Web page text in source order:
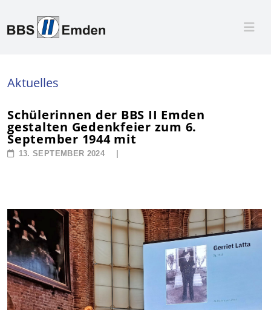
Aktuelles
Schülerinnen der BBS II Emden
gestalten Gedenkfeier zum 6.
September 1944 mit
13. SEPTEMBER 2024